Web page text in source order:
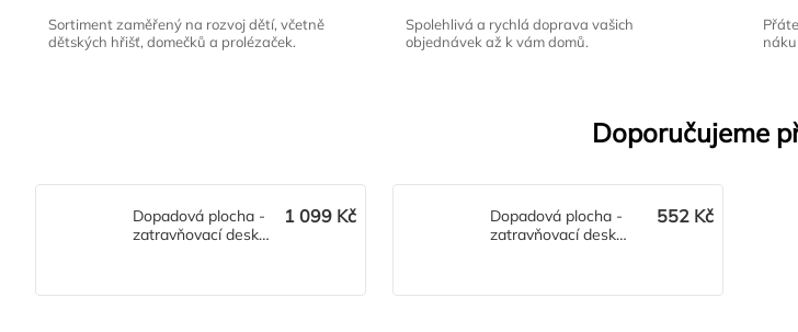
Sortiment zaměřený na rozvoj dětí, včetně
dětských hřišť, domečků a prolézaček.
Spolehlivá a rychlá doprava vašich
objednávek až k vám domů.
Doporučujeme
Dopadová plocha -
zatravňovací deska
1 099 Kč
Dopadová plocha -
zatravňovací deska
552 Kč